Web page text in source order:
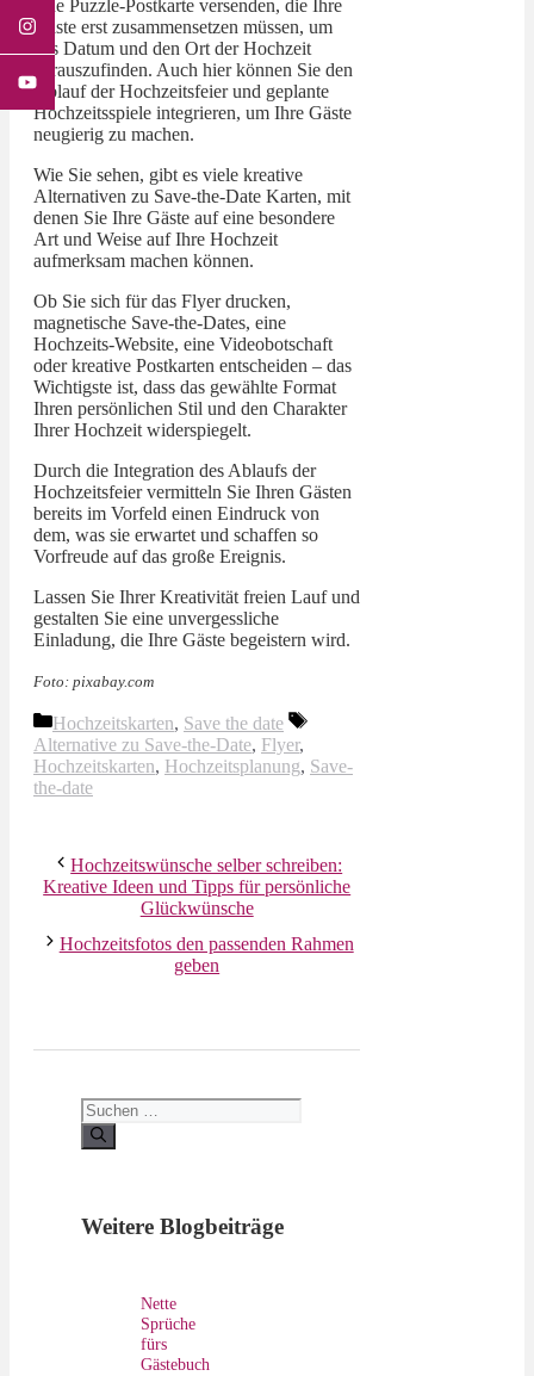
eine Puzzle-Postkarte versenden, die Ihre
Gäste erst zusammensetzen müssen, um
das Datum und den Ort der Hochzeit
herauszufinden. Auch hier können Sie den
Ablauf der Hochzeitsfeier und geplante
Hochzeitsspiele integrieren, um Ihre Gäste
neugierig zu machen.
Wie Sie sehen, gibt es viele kreative
Alternativen zu Save-the-Date Karten, mit
denen Sie Ihre Gäste auf eine besondere
Art und Weise auf Ihre Hochzeit
aufmerksam machen können.
Ob Sie sich für das Flyer drucken,
magnetische Save-the-Dates, eine
Hochzeits-Website, eine Videobotschaft
oder kreative Postkarten entscheiden – das
Wichtigste ist, dass das gewählte Format
Ihren persönlichen Stil und den Charakter
Ihrer Hochzeit widerspiegelt.
Durch die Integration des Ablaufs der
Hochzeitsfeier vermitteln Sie Ihren Gästen
bereits im Vorfeld einen Eindruck von
dem, was sie erwartet und schaffen so
Vorfreude auf das große Ereignis.
Lassen Sie Ihrer Kreativität freien Lauf und
gestalten Sie eine unvergessliche
Einladung, die Ihre Gäste begeistern wird.
Foto: pixabay.com
Kategorien
Hochzeitskarten, Save the date
Schlagwörter
Alternative zu Save-the-Date, Flyer,
Hochzeitskarten, Hochzeitsplanung, Save-
the-date
Hochzeitswünsche selber schreiben:
Kreative Ideen und Tipps für persönliche
Glückwünsche
Hochzeitsfotos den passenden Rahmen
geben
Suchen
nach:
Weitere Blogbeiträge
Nette
Sprüche
fürs
Gästebuch